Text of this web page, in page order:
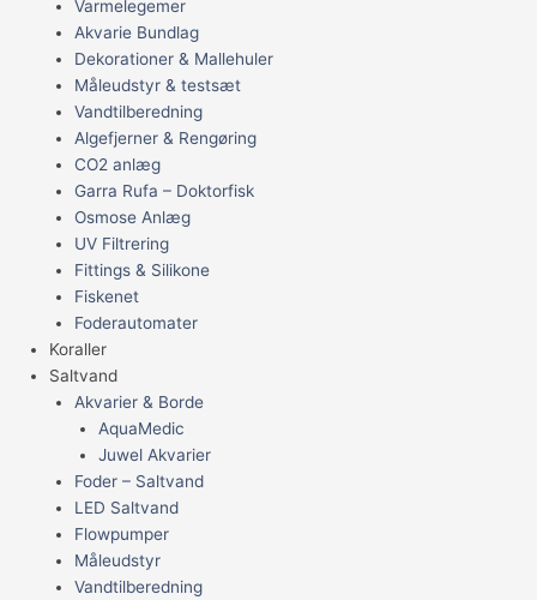
Varmelegemer
Akvarie Bundlag
Dekorationer & Mallehuler
Måleudstyr & testsæt
Vandtilberedning
Algefjerner & Rengøring
CO2 anlæg
Garra Rufa – Doktorfisk
Osmose Anlæg
UV Filtrering
Fittings & Silikone
Fiskenet
Foderautomater
Koraller
Saltvand
Akvarier & Borde
AquaMedic
Juwel Akvarier
Foder – Saltvand
LED Saltvand
Flowpumper
Måleudstyr
Vandtilberedning